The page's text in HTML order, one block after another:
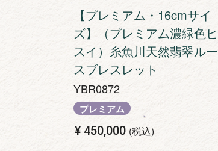
【プレミアム・16cmサイ
ズ】（プレミアム濃緑色ヒ
スイ）糸魚川天然翡翠ルー
スブレスレット
YBR0872
プレミアム
¥ 450,000 税込